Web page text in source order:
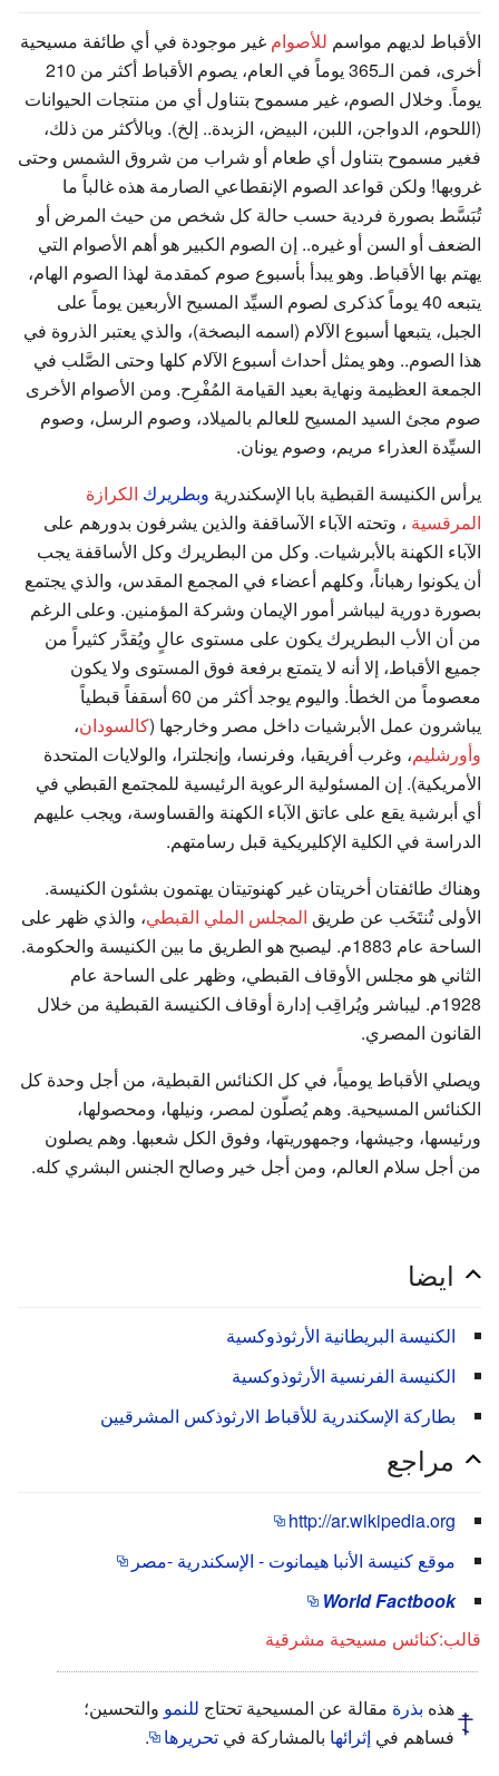
الأقباط لديهم مواسم للأصوام غير موجودة في أي طائفة مسيحية
أخرى، فمن الـ365 يوماً في العام، يصوم الأقباط أكثر من 210
يوماً. وخلال الصوم، غير مسموح بتناول أي من منتجات الحيوانات
(اللحوم، الدواجن، اللبن، البيض، الزبدة.. إلخ). وبالأكثر من ذلك،
فغير مسموح بتناول أي طعام أو شراب من شروق الشمس وحتى
غروبها! ولكن قواعد الصوم الإنقطاعي الصارمة هذه غالباً ما
تُبَسَّط بصورة فردية حسب حالة كل شخص من حيث المرض أو
الضعف أو السن أو غيره.. إن الصوم الكبير هو أهم الأصوام التي
يهتم بها الأقباط. وهو يبدأ بأسبوع صوم كمقدمة لهذا الصوم الهام،
يتبعه 40 يوماً كذكرى لصوم السيِّد المسيح الأربعين يوماً على
الجبل، يتبعها أسبوع الآلام (اسمه البصخة)، والذي يعتبر الذروة في
هذا الصوم.. وهو يمثل أحداث أسبوع الآلام كلها وحتى الصَّلب في
الجمعة العظيمة ونهاية بعيد القيامة المُفْرِح. ومن الأصوام الأخرى
صوم مجئ السيد المسيح للعالم بالميلاد، وصوم الرسل، وصوم
السيِّدة العذراء مريم، وصوم يونان.
يرأس الكنيسة القبطية بابا الإسكندرية وبطريرك الكرازة
المرقسية ، وتحته الآباء الآساقفة والذين يشرفون بدورهم على
الآباء الكهنة بالأبرشيات. وكل من البطريرك وكل الأساقفة يجب
أن يكونوا رهباناً، وكلهم أعضاء في المجمع المقدس، والذي يجتمع
بصورة دورية ليباشر أمور الإيمان وشركة المؤمنين. وعلى الرغم
من أن الأب البطريرك يكون على مستوى عالٍ ويُقدَّر كثيراً من
جميع الأقباط، إلا أنه لا يتمتع برفعة فوق المستوى ولا يكون
معصوماً من الخطأ. واليوم يوجد أكثر من 60 أسقفاً قبطياً
يباشرون عمل الأبرشيات داخل مصر وخارجها (كالسودان،
وأورشليم، وغرب أفريقيا، وفرنسا، وإنجلترا، والولايات المتحدة
الأمريكية). إن المسئولية الرعوية الرئيسية للمجتمع القبطي في
أي أبرشية يقع على عاتق الآباء الكهنة والقساوسة، ويجب عليهم
الدراسة في الكلية الإكليريكية قبل رسامتهم.
وهناك طائفتان أخريتان غير كهنوتيتان يهتمون بشئون الكنيسة.
الأولى تُنتَخَب عن طريق المجلس الملي القبطي، والذي ظهر على
الساحة عام 1883م. ليصبح هو الطريق ما بين الكنيسة والحكومة.
الثاني هو مجلس الأوقاف القبطي، وظهر على الساحة عام
1928م. ليباشر ويُراقِب إدارة أوقاف الكنيسة القبطية من خلال
القانون المصري.
ويصلي الأقباط يومياً، في كل الكنائس القبطية، من أجل وحدة كل
الكنائس المسيحية. وهم يُصلّون لمصر، ونيلها، ومحصولها،
ورئيسها، وجيشها، وجمهوريتها، وفوق الكل شعبها. وهم يصلون
من أجل سلام العالم، ومن أجل خير وصالح الجنس البشري كله.
ايضا
الكنيسة البريطانية الأرثوذوكسية
الكنيسة الفرنسية الأرثوذوكسية
بطاركة الإسكندرية للأقباط الارثوذكس المشرقيين
مراجع
http://ar.wikipedia.org
موقع كنيسة الأنبا هيمانوت - الإسكندرية -مصر
World Factbook
قالب:كنائس مسيحية مشرقية
هذه بذرة مقالة عن المسيحية تحتاج للنمو والتحسين؛
فساهم في إثرائها بالمشاركة في تحريرها .